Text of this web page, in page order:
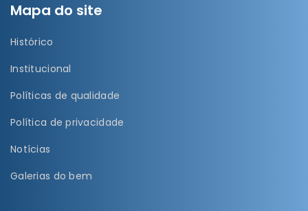
Mapa do site
Histórico
Institucional
Políticas de qualidade
Política de privacidade
Notícias
Galerias do bem